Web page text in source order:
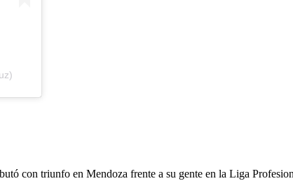
con triunfo en Mendoza frente a su gente en la Liga